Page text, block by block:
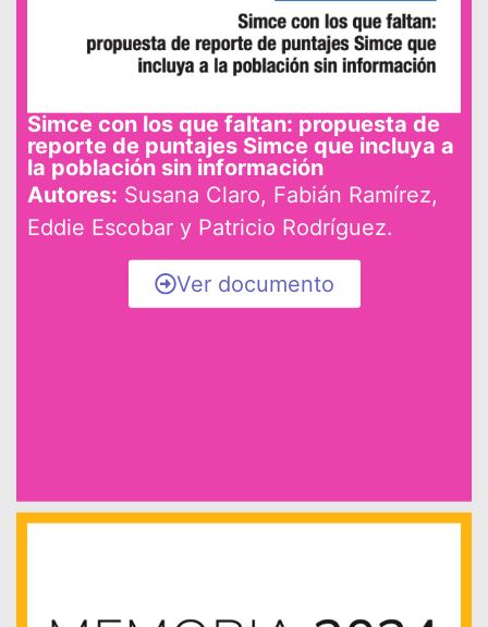
Ver documento
Simce con los que faltan: propuesta de
reporte de puntajes Simce que incluya a
la población sin información
Autores: Susana Claro, Fabián Ramírez,
Eddie Escobar y Patricio Rodríguez.
Ver documento